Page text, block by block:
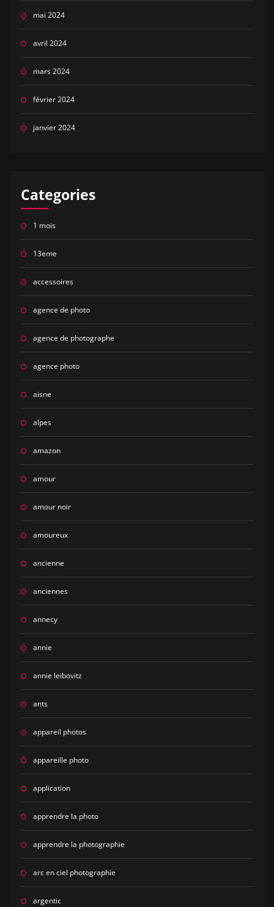
mai 2024
avril 2024
mars 2024
février 2024
janvier 2024
Categories
1 mois
13eme
accessoires
agence de photo
agence de photographe
agence photo
aisne
alpes
amazon
amour
amour noir
amoureux
ancienne
anciennes
annecy
annie
annie leibovitz
ants
appareil photos
appareille photo
application
apprendre la photo
apprendre la photographie
arc en ciel photographie
argentic